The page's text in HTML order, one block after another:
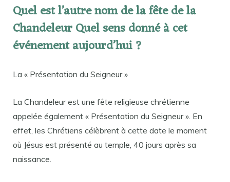
Quel est l’autre nom de la fête de la
Chandeleur Quel sens donné à cet
événement aujourd’hui ?
La « Présentation du Seigneur »
La Chandeleur est une fête religieuse chrétienne
appelée également « Présentation du Seigneur ». En
effet, les Chrétiens célèbrent à cette date le moment
où Jésus est présenté au temple, 40 jours après sa
naissance.